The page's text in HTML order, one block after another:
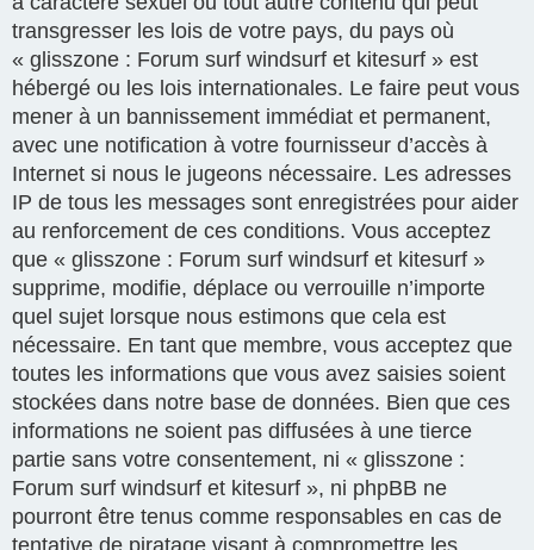
transgresser les lois de votre pays, du pays où
« glisszone : Forum surf windsurf et kitesurf » est
hébergé ou les lois internationales. Le faire peut vous
mener à un bannissement immédiat et permanent,
avec une notification à votre fournisseur d’accès à
Internet si nous le jugeons nécessaire. Les adresses
IP de tous les messages sont enregistrées pour aider
au renforcement de ces conditions. Vous acceptez
que « glisszone : Forum surf windsurf et kitesurf »
supprime, modifie, déplace ou verrouille n’importe
quel sujet lorsque nous estimons que cela est
nécessaire. En tant que membre, vous acceptez que
toutes les informations que vous avez saisies soient
stockées dans notre base de données. Bien que ces
informations ne soient pas diffusées à une tierce
partie sans votre consentement, ni « glisszone :
Forum surf windsurf et kitesurf », ni phpBB ne
pourront être tenus comme responsables en cas de